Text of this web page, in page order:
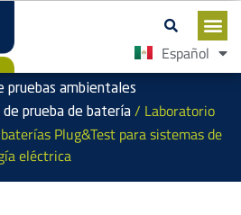
Español
English
pruebas ambientales
de prueba de batería / Laboratorio
Plug&Test para sistemas de
eléctrica